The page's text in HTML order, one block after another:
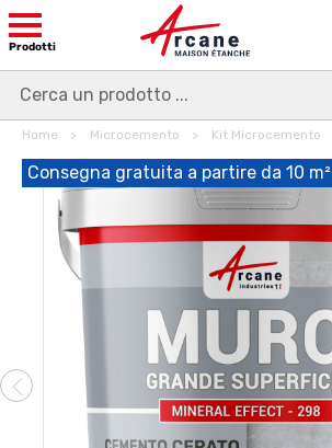
Prodotti
Home Microcemento Kit Microcemento
Consegna gratuita a partire da 10 m²